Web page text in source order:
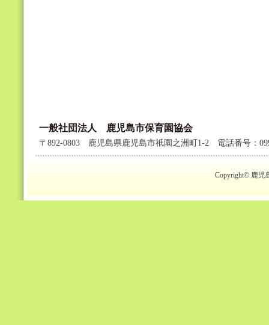
一般社団法人 鹿児島市保育園協会
〒892-0803 鹿児島県鹿児島市祇園之洲町1-2 電話番号：
Copyright© 鹿児